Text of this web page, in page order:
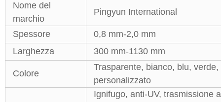
Nome del
marchio
Pingyun International
Spessore
0,8 mm-2,0 mm
Larghezza
300 mm-1130 mm
Colore
Trasparente, bianco, blu,
personalizzato
Ignifugo, anti-UV, trasmissione